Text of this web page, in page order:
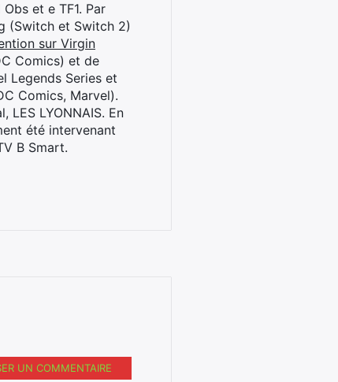
et e TF1. Par
(Switch et Switch 2)
sur Virgin
Comics) et de
Legends Series et
Comics, Marvel).
LYONNAIS. En
été intervenant
B Smart.
UN COMMENTAIRE